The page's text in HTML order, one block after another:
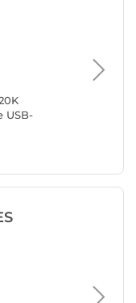
USB-